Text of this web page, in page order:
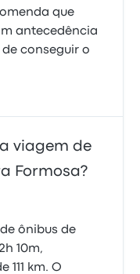
que
antecedência
conseguir o
viagem de
Formosa?
ônibus de
10m,
km. O